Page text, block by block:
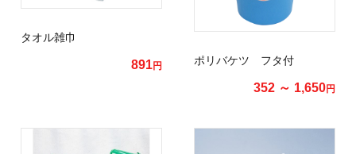
タオル雑巾
891円 ポリバケツ フタ付
352 ～ 1,650円